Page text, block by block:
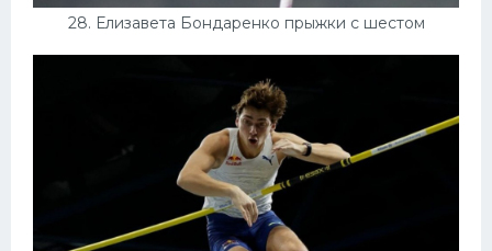
28. Елизавета Бондаренко прыжки с шестом